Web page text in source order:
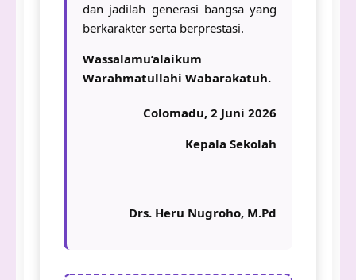
dan jadilah generasi bangsa yang
berkarakter serta berprestasi.
Wassalamu’alaikum
Warahmatullahi Wabarakatuh.
Colomadu, 2 Juni 2026
Kepala Sekolah
Drs. Heru Nugroho, M.Pd